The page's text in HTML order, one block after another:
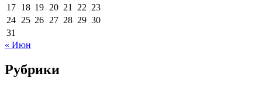
17 18 19 20 21 22 23
24 25 26 27 28 29 30
31
« Июн
Рубрики